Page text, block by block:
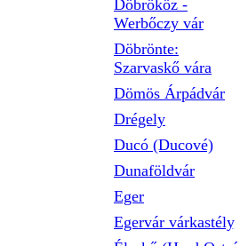
Döbrököz -
Werbőczy vár
Döbrönte:
Szarvaskő vára
Dömös Árpádvár
Drégely
Ducó (Ducové)
Dunaföldvár
Eger
Egervár várkastély